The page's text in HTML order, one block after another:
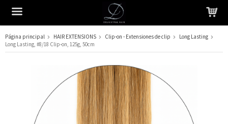
El producto ha sido añadido a su carrito
Página principal HAIR EXTENSIONS Clip-on - Extensiones de clip
Long Lasting
Long Lasting, #8/18 Clip-on, 125g, 50cm